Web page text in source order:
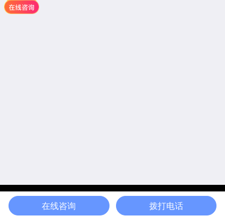
电话 地图
在线咨询 拨打电话